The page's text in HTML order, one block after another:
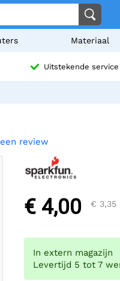
Materiaal
Uitstekende service
review
€ 4,00 € 3,35
In extern magazijn
Levertijd 5 tot 7